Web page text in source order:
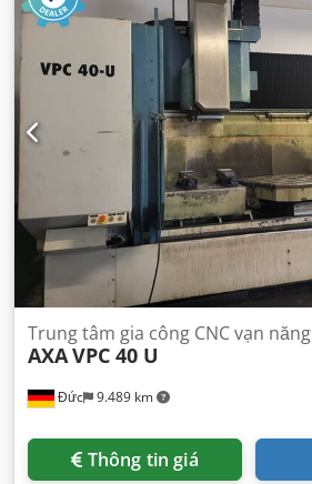
Đức 9.489 km
Trung tâm gia công CNC vạn năng
AXAVPC 40 U
Thông tin giá